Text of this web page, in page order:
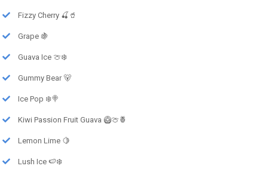
Fizzy Cherry 🍒🥤
Grape 🍇
Guava Ice 🍈❄️
Gummy Bear 🐻
Ice Pop ❄️🍭
Kiwi Passion Fruit Guava 🥝🍈🍍
Lemon Lime 🍋
Lush Ice 🍉❄️